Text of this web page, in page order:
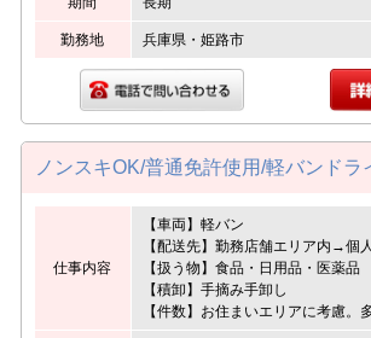
勤務地 兵庫県・姫路市
ノンスキOK/普通免許使用/軽バンドラ
仕事内容
【車両】軽バン
【配送先】勤務店舗エリア内→個
【扱う物】食品・日用品・医薬品
【積卸】手摘み手卸し
【件数】お住まいエリアに考慮。